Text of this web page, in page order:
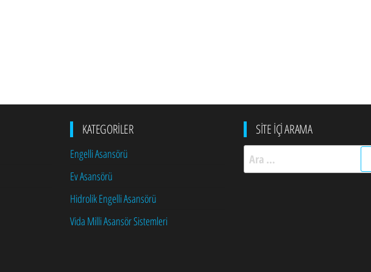
KATEGORILER
Engelli Asansörü
Ev Asansörü
Hidrolik Engelli Asansörü
Vida Milli Asansör Sistemleri
SITE İÇI ARAMA
Arama: